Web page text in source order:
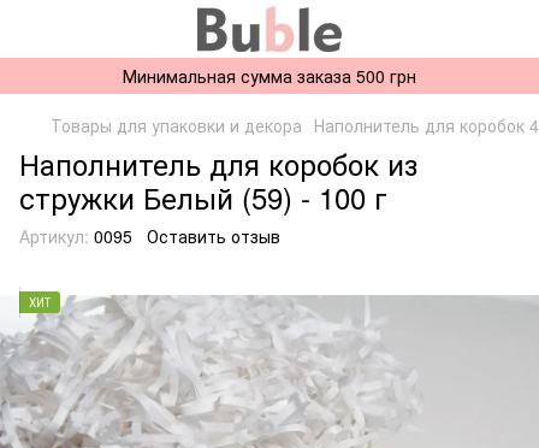
Минимальная сумма заказа 500 грн
Товары для упаковки и декора Наполнитель для коробок
Наполнитель для коробок из
стружки Белый (59) - 100 г
Артикул: 0095 Оставить отзыв
ХИТ